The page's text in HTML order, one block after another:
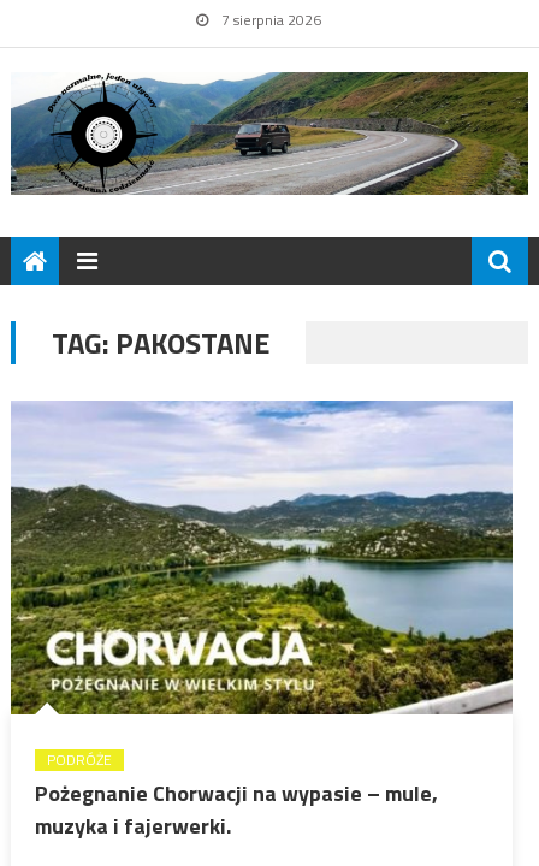
7 sierpnia 2026
TAG: PAKOSTANE
PODRÓŻE
Pożegnanie Chorwacji na wypasie – mule,
muzyka i fajerwerki.